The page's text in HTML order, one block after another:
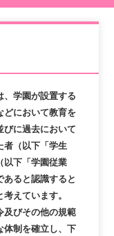
、学園が設置する
どにおいて教育を
びに過去において
者（以下「学生
以下「学園従業
あると認識すると
えています。
及びその他の規範
体制を確立し、下